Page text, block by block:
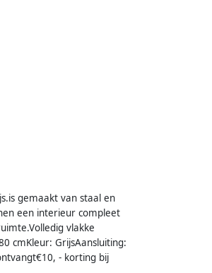
gemaakt van staal en
een interieur compleet
vlakke
cmKleur: GrijsAansluiting:
- korting bij